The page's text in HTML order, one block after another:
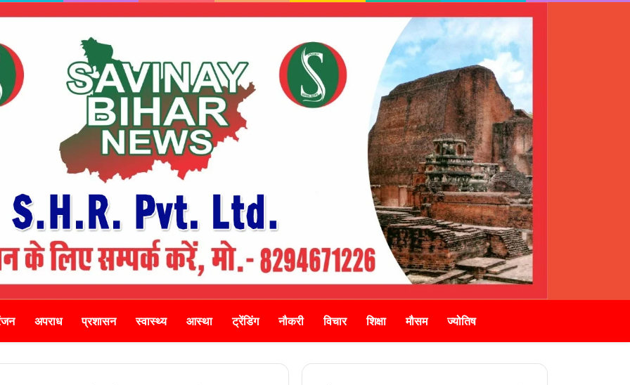
अपराध प्रशासन स्वास्थ्य आस्था ट्रेंडिंग नौकरी विचार शिक्षा मौसम ज्योतिष